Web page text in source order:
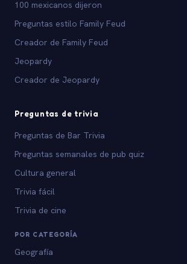
100 mexicanos dijeron
Preguntas estilo Family Feud
Creador de Family Feud
Jeopardy
Creador de Jeopardy
Preguntas de trivia
Preguntas de Bar Trivia
Preguntas semanales de pub quiz
Cultura general
Trivia fácil
Trivia de cine
POR CATEGORÍA
Geografía